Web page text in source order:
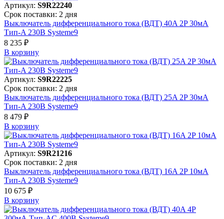
Артикул: S9R22240
Срок поставки: 2 дня
Выключатель дифференциального тока (ВДТ) 40A 2P 30мА
Тип-A 230В Systeme9
8 235 ₽
В корзинy
Артикул: S9R22225
Срок поставки: 2 дня
Выключатель дифференциального тока (ВДТ) 25A 2P 30мА
Тип-A 230В Systeme9
8 479 ₽
В корзинy
Артикул: S9R21216
Срок поставки: 2 дня
Выключатель дифференциального тока (ВДТ) 16A 2P 10мА
Тип-A 230В Systeme9
10 675 ₽
В корзинy